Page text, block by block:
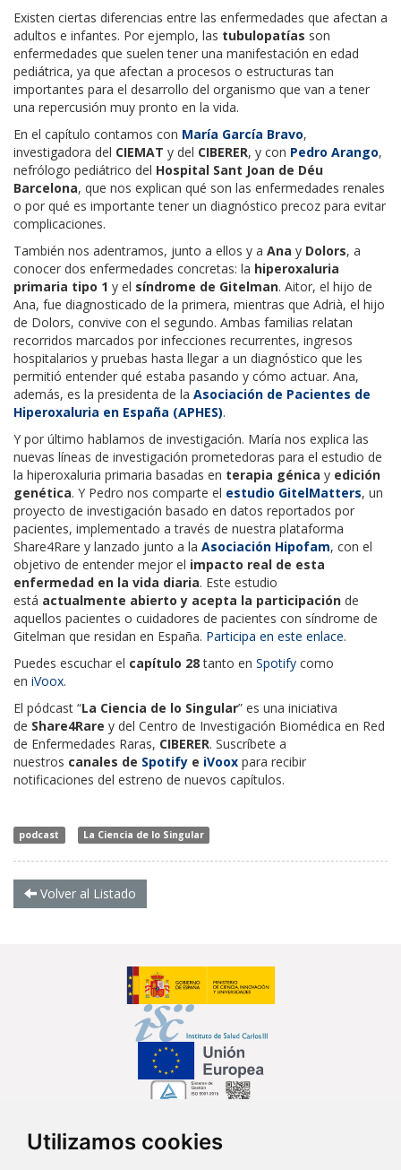
Utilizamos cookies
Existen ciertas diferencias entre las enfermedades que afectan a
adultos e infantes. Por ejemplo, las tubulopatías son
enfermedades que suelen tener una manifestación en edad
pediátrica, ya que afectan a procesos o estructuras tan
importantes para el desarrollo del organismo que van a tener
una repercusión muy pronto en la vida.
En el capítulo contamos con María García Bravo,
investigadora del CIEMAT y del CIBERER, y con Pedro Arango,
nefrólogo pediátrico del Hospital Sant Joan de Déu
Barcelona, que nos explican qué son las enfermedades renales
o por qué es importante tener un diagnóstico precoz para evitar
complicaciones.
También nos adentramos, junto a ellos y a Ana y Dolors, a
conocer dos enfermedades concretas: la hiperoxaluria
primaria tipo 1 y el síndrome de Gitelman. Aitor, el hijo de
Ana, fue diagnosticado de la primera, mientras que Adrià, el hijo
de Dolors, convive con el segundo. Ambas familias relatan
recorridos marcados por infecciones recurrentes, ingresos
hospitalarios y pruebas hasta llegar a un diagnóstico que les
permitió entender qué estaba pasando y cómo actuar. Ana,
además, es la presidenta de la Asociación de Pacientes de
Hiperoxaluria en España (APHES).
Y por último hablamos de investigación. María nos explica las
nuevas líneas de investigación prometedoras para el estudio de
la hiperoxaluria primaria basadas en terapia génica y edición
genética. Y Pedro nos comparte el estudio GitelMatters, un
proyecto de investigación basado en datos reportados por
pacientes, implementado a través de nuestra plataforma
Share4Rare y lanzado junto a la Asociación Hipofam, con el
objetivo de entender mejor el impacto real de esta
enfermedad en la vida diaria. Este estudio
está actualmente abierto y acepta la participación de
aquellos pacientes o cuidadores de pacientes con síndrome de
Gitelman que residan en España. Participa en este enlace.
Puedes escuchar el capítulo 28tanto en Spotify como
en iVoox.
El pódcast “La Ciencia de lo Singular” es una iniciativa
de Share4Rare y del Centro de Investigación Biomédica en Red
de Enfermedades Raras, CIBERER. Suscríbete a
nuestros canales de Spotify e iVoox para recibir
notificaciones del estreno de nuevos capítulos.
podcast La Ciencia de lo Singular
Volver al Listado
Síguenos en...